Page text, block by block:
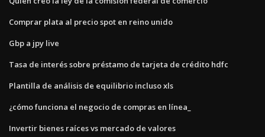
Comprar plata al precio spot en reino unido
Gbp a jpy live
Tasa de interés sobre préstamo de tarjeta de crédito hdfc
Plantilla de análisis de equilibrio incluso xls
¿cómo funciona el negocio de compras en línea_
Invertir bienes raíces vs mercado de valores